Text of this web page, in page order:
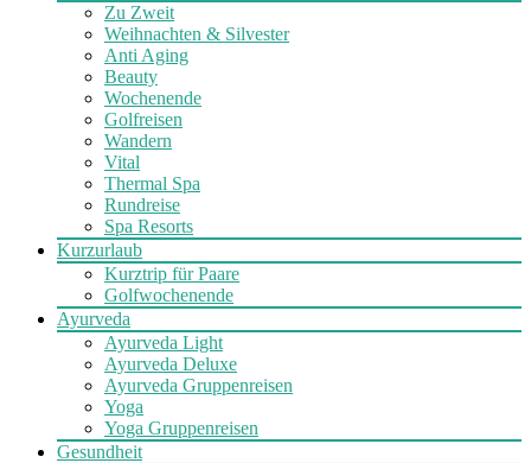
Zu Zweit
Weihnachten & Silvester
Anti Aging
Beauty
Wochenende
Golfreisen
Wandern
Vital
Thermal Spa
Rundreise
Spa Resorts
Kurzurlaub
Kurztrip für Paare
Golfwochenende
Ayurveda
Ayurveda Light
Ayurveda Deluxe
Ayurveda Gruppenreisen
Yoga
Yoga Gruppenreisen
Gesundheit